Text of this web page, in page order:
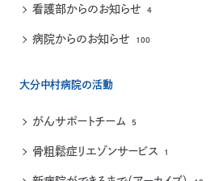
看護部からのお知らせ 4
病院からのお知らせ 100
大分中村病院の活動
がんサポートチーム 5
骨粗鬆症リエゾンサービス 1